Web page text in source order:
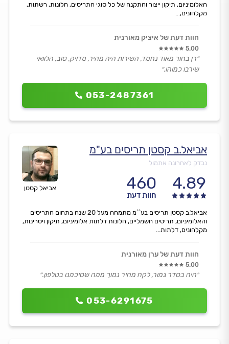
053-2487361
האלומיניום, תיקון ייצור והתקנה של כל סוגי התריסים, חלונות, רשתות,
מקלחונים,...
חוות דעת של איציק מאורנית
5.00
״רן בחור מאוד נחמד, השירות היה מהיר, מדויק, טוב, הלוואי
שירבו כמוהו.״
אביאל קסטן
אביאל.ב קסטן תריסים בע"מ
נבדק לאחרונה אתמול
4.89
460
חוות דעת
053-6291675
אביאל.ב קסטן תריסים בע``מ מתמחה מעל 20 שנה בתחום התריסים
והאלומיניום, תריסים חשמליים, חלונות דלתות אלומיניום, תיקון ויטרינות,
מקלחונים, דלתות...
חוות דעת של ערן מאורנית
5.00
״היה בסדר גמור, לקח מחיר נמוך ממה שסיכמנו בטלפון.״